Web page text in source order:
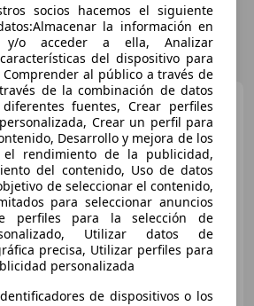
Nissan JukeDIG-T 84 kW
(114 CV) 6M/T Acenta
€ 14.990
Súperoferta
km Gasolina 84 kW (114 CV)
socios hacemos el siguiente
la información en
y/o acceder a ella, Analizar
del dispositivo para
al público a través de
de la combinación de datos
fuentes, Crear perfiles
Crear un perfil para
Desarrollo y mejora de los
el rendimiento de la publicidad,
del contenido, Uso de datos
de seleccionar el contenido,
para seleccionar anuncios
perfiles para la selección de
Utilizar datos de
precisa, Utilizar perfiles para
personalizada
de dispositivos o los